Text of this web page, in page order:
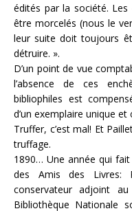
édités par la société.
être morcelés (nous le
leur suite doit toujours
détruire. ».
D’un point de vue
l’absence de ces
bibliophiles est
d’un exemplaire unique
Truffer, c’est mal! Et
truffage.
1890… Une année qui
des Amis des Livres:
conservateur adjoint
Bibliothèque Nationale